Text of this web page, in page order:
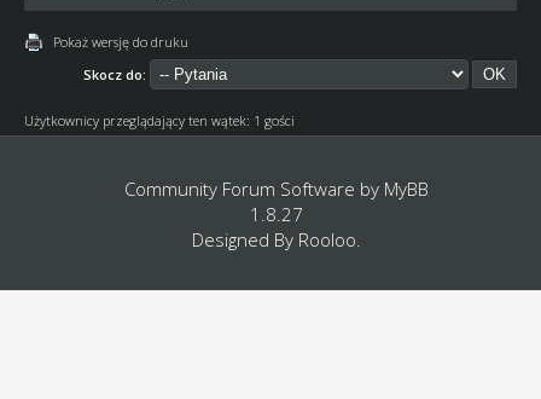
Pokaż wersję do druku
Skocz do:
Użytkownicy przeglądający ten wątek: 1 gości
Community Forum Software by MyBB
1.8.27
Designed By Rooloo